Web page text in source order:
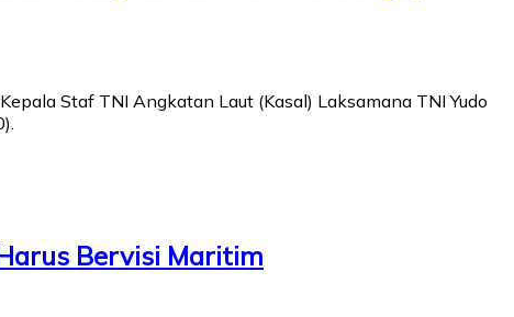
Staf TNI Angkatan Laut (Kasal) Laksamana TNI Yudo
Bervisi Maritim